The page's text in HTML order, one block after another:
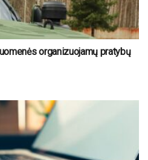
organizuojamų pratybų